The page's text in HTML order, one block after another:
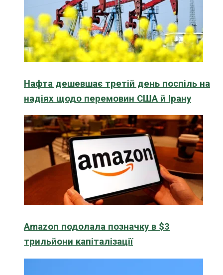
Нафта дешевшає третій день поспіль на
надіях щодо перемовин США й Ірану
Amazon подолала позначку в $3
трильйони капіталізації